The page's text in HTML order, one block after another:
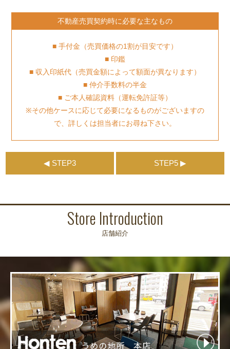
不動産売買契約時に必要な主なもの
■ 手付金（売買価格の1割が目安です）
■ 印鑑
■ 収入印紙代（売買金額によって額面が異なります）
■ 仲介手数料の半金
■ ご本人確認資料（運転免許証等）
※その他ケースに応じて必要になるものがございますの
で、詳しくは担当者にお尋ね下さい。
◀ STEP3 STEP5 ▶
Store Introduction
店舗紹介